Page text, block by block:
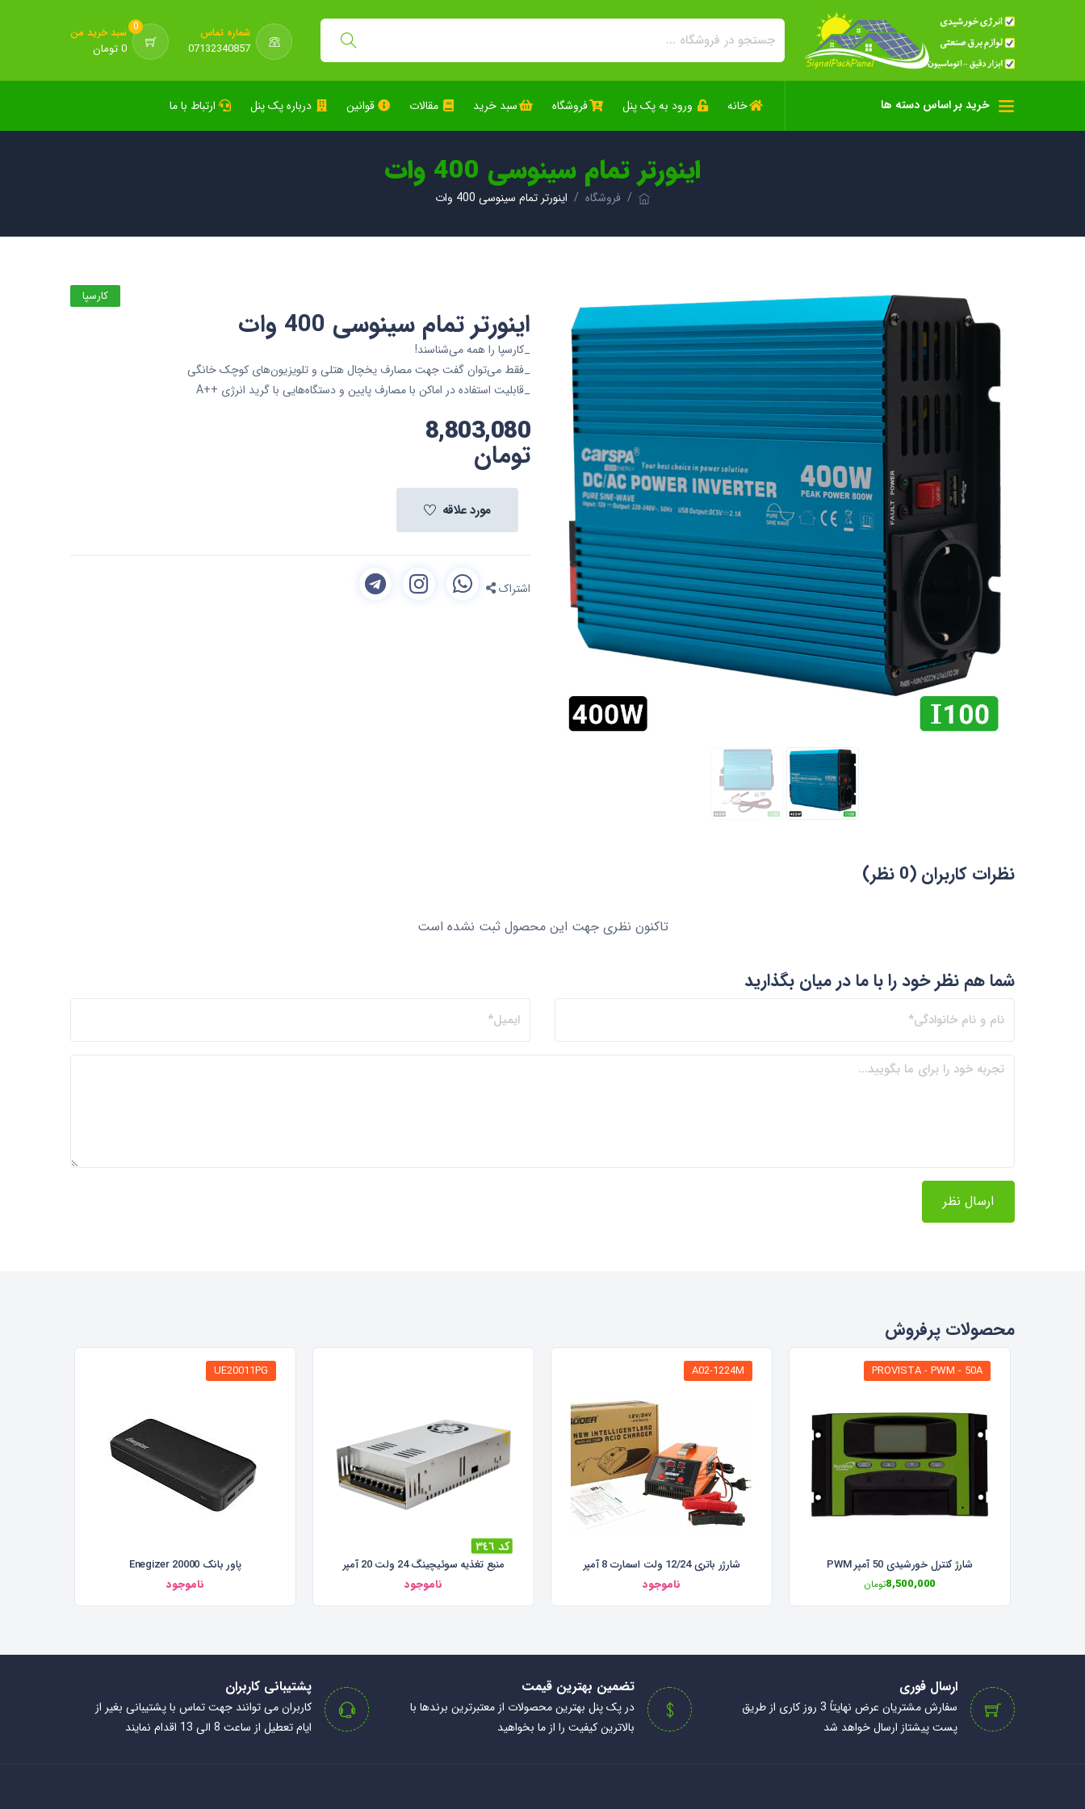
شماره تماس
07132340857
0 سبد خرید من
0 تومان
خرید بر اساس دسته ها خانه ورود به پک پنل فروشگاه سبد خرید مقالات قوانین درباره پک پنل ارتباط با ما
اینورتر تمام سینوسی 400 وات
فروشگاه اینورتر تمام سینوسی 400 وات
کارسپا
اینورتر تمام سینوسی 400 وات
_کارسپا را همه می‌شناسند!
_فقط می‌توان گفت جهت مصارف یخچال هتلی و تلویزیون‌های کوچک خانگی
_قابلیت استفاده در اماکن با مصارف پایین و دستگاه‌هایی با گرید انرژی ++A
8,803,080
تومان
مورد علاقه
اشتراک
نظرات کاربران (0 نظر)
تاکنون نظری جهت این محصول ثبت نشده است
شما هم نظر خود را با ما در میان بگذارید
ارسال نظر
محصولات پرفروش
PROVISTA - PWM - 50A
شارژ کنترل خورشیدی 50 آمپر PWM
8,500,000تومان
A02-1224M
شارژر باتری 12/24 ولت اسمارت 8 آمپر
ناموجود
منبع تغذیه سوئیچینگ 24 ولت 20 آمپر
ناموجود
UE20011PG
پاور بانک 20000 Enegizer
ناموجود
ارسال فوری
سفارش مشتریان عرض نهایتاً 3 روز کاری از طریق
پست پیشتاز ارسال خواهد شد
تضمین بهترین قیمت
در پک پنل بهترین محصولات از معتبرترین برندها با
بالاترین کیفیت را از ما بخواهید
پشتیبانی کاربران
کاربران می توانند جهت تماس با پشتیبانی بغیر از
ایام تعطیل از ساعت 8 الی 13 اقدام نمایند